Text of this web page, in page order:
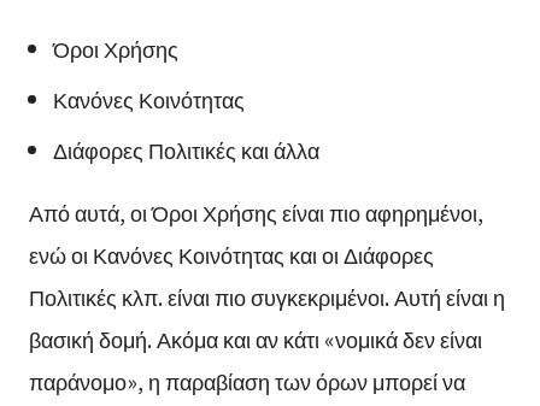
Όροι Χρήσης
Κανόνες Κοινότητας
Διάφορες Πολιτικές και άλλα
Από αυτά, οι Όροι Χρήσης είναι πιο αφηρημένοι,
ενώ οι Κανόνες Κοινότητας και οι Διάφορες
Πολιτικές κλπ. είναι πιο συγκεκριμένοι. Αυτή είναι η
βασική δομή. Ακόμα και αν κάτι «νομικά δεν είναι
παράνομο», η παραβίαση των όρων μπορεί να